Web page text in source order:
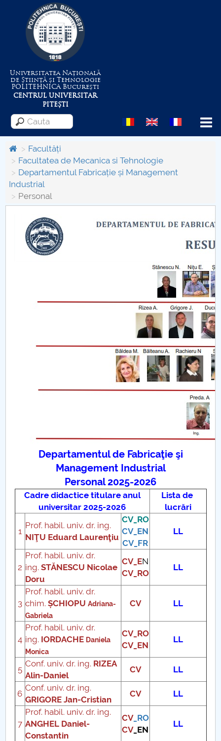
Universitatea Națională
de Știință și Tehnologie
POLITEHNICABucurești
CENTRUL UNIVERSITAR
PITEȘTI
Menu
Despre Universitate
Centrul de Management al Proiectelor
Consiliul de Administratie
Nr. de telefon si adrese Facultăți
Ghiduri pentru STUDENȚI
Relații Internaționale
Proiect PRIM STUD
Proiect SU-ETIC
Protecția datelor personale
UNIVERSITATE pentru comunitate
IOSUD/CSUD-Doctorate
Comisie de etica unversitară
Evenimente CUP
Accesibilitate pentru studenții cu dizabilități
Raportul Conducerii Centrului Universitar Pitești
privind implementarea Planului Operațional 2020-
2024
Parteneri CUP
Facultăți
Facultatea de Mecanica si Tehnologie
Departamentul Fabricație și Management
Industrial
Personal
Departamentul de Fabricaţie şi
Management Industrial
Personal 2025-2026
Cadre didactice titulare anul
universitar 2025-2026
Lista de
lucrări
1
Prof. habil. univ. dr. ing.
NIŢU Eduard Laurenţiu
CV_RO
CV_EN
CV_FR
LL
2
Prof. habil. univ. dr.
ing. STĂNESCU Nicolae
Doru
CV_EN
CV_RO
LL
3
Prof. habil. univ. dr.
chim. ȘCHIOPU Adriana-
Gabriela
CV LL
4
Prof. habil. univ. dr.
ing. IORDACHE Daniela
Monica
CV_RO
CV_EN
LL
5
Conf. univ. dr. ing. RIZEA
Alin-Daniel
CV LL
6
Conf. univ. dr. ing.
GRIGORE Jan-Cristian
CV LL
7
Prof. habil. univ. dr. ing.
ANGHEL Daniel-
Constantin
CV_RO
CV_EN
LL